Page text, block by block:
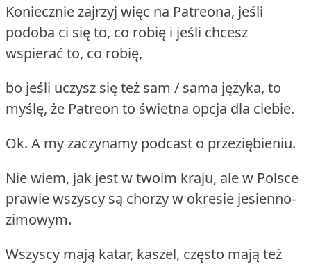
Koniecznie zajrzyj więc na Patreona, jeśli
podoba ci się to, co robię i jeśli chcesz
wspierać to, co robię,
bo jeśli uczysz się też sam / sama języka, to
myślę, że Patreon to świetna opcja dla ciebie.
Ok. A my zaczynamy podcast o przeziębieniu.
Nie wiem, jak jest w twoim kraju, ale w Polsce
prawie wszyscy są chorzy w okresie jesienno-
zimowym.
Wszyscy mają katar, kaszel, często mają też